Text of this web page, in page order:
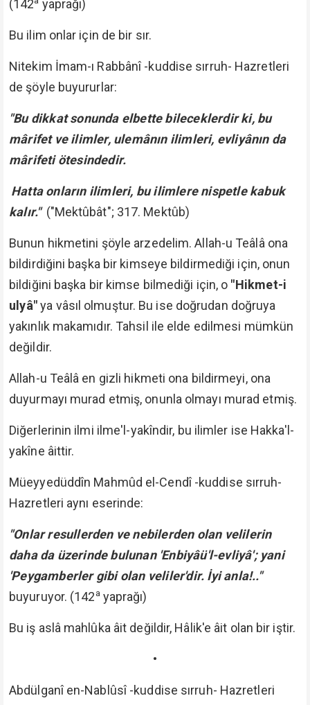
(142 yaprağı)
Bu ilim onlar için de bir sır.
Nitekim İmam-ı Rabbânî -kuddise sırruh- Hazretleri
de şöyle buyururlar:
"Bu dikkat sonunda elbette bileceklerdir ki, bu
mârifet ve ilimler, ulemânın ilimleri, evliyânın da
mârifeti ötesindedir.
Hatta onların ilimleri, bu ilimlere nispetle kabuk
kalır." ("Mektûbât"; 317. Mektûb)
Bunun hikmetini şöyle arzedelim. Allah-u Teâlâ ona
bildirdiğini başka bir kimseye bildirmediği için, onun
bildiğini başka bir kimse bilmediği için, o "Hikmet-i
ulyâ"ya vâsıl olmuştur. Bu ise doğrudan doğruya
yakınlık makamıdır. Tahsil ile elde edilmesi mümkün
değildir.
Allah-u Teâlâ en gizli hikmeti ona bildirmeyi, ona
duyurmayı murad etmiş, onunla olmayı murad etmiş.
Diğerlerinin ilmi ilme'l-yakîndir, bu ilimler ise Hakka'l-
yakîne âittir.
Müeyyedüddîn Mahmûd el-Cendî -kuddise sırruh-
Hazretleri aynı eserinde:
"Onlar resullerden ve nebilerden olan velilerin
daha da üzerinde bulunan 'Enbiyâü'l-evliyâ'; yani
'Peygamberler gibi olan veliler'dir. İyi anla!.."
buyuruyor. (142ayaprağı)
Bu iş aslâ mahlûka âit değildir, Hâlik'e âit olan bir iştir.
•
Abdülganî en-Nablûsî -kuddise sırruh- Hazretleri